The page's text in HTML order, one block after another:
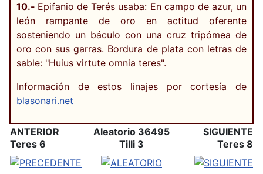
10.- Epifanio de Terés usaba: En campo de azur, un
león rampante de oro en actitud oferente
sosteniendo un báculo con una cruz tripómea de
oro con sus garras. Bordura de plata con letras de
sable: "Huius virtute omnia teres".
Información de estos linajes por cortesía de
blasonari.net
ANTERIOR
Teres 6
Aleatorio 36495
Tilli 3
SIGUIENTE
Teres 8